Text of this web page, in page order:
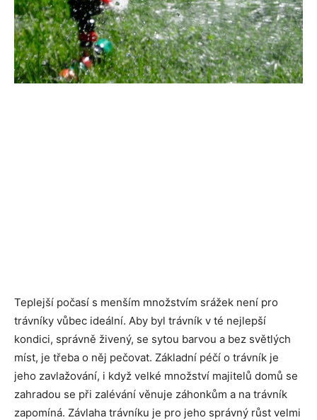
Teplejší počasí s menším množstvím srážek není pro
trávníky vůbec ideální. Aby byl trávník v té nejlepší
kondici, správně živený, se sytou barvou a bez světlých
míst, je třeba o něj pečovat. Základní péčí o trávník je
jeho zavlažování, i když velké množství majitelů domů se
zahradou se při zalévání věnuje záhonkům a na trávník
zapomíná. Závlaha trávníku je pro jeho správný růst velmi